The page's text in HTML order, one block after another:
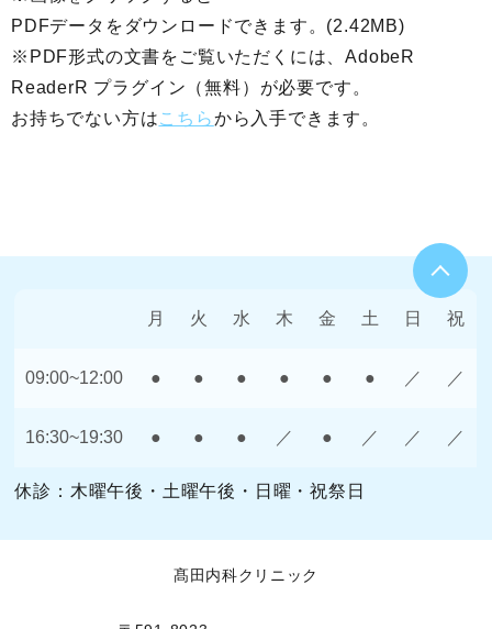
PDFデータをダウンロードできます。(2.42MB)
※PDF形式の文書をご覧いただくには、AdobeR
ReaderR プラグイン（無料）が必要です。
お持ちでない方はこちらから入手できます。
月 火 水 木 金 土 日 祝
09:00~12:00 ● ● ● ● ● ● ／ ／
16:30~19:30 ● ● ● ／ ● ／ ／ ／
休診：木曜午後・土曜午後・日曜・祝祭日
髙田内科クリニック